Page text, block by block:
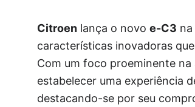
Citroen lança o novo e-C3
características inovadoras
Com um foco proeminente na
estabelecer uma experiência
destacando-se por seu